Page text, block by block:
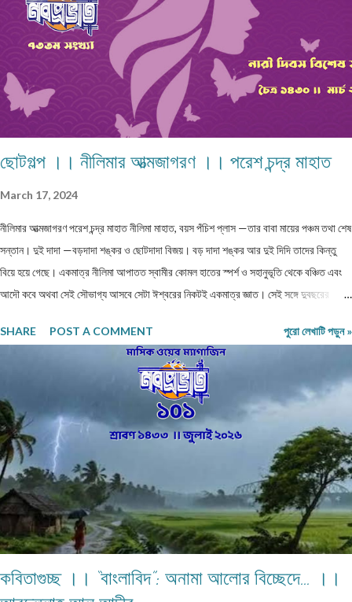
ছোটগল্প ।। নীলিমার আত্মজাগরণ ।। পরেশ চন্দ্র মাহাত
March 17, 2024
নীলিমার আত্মজাগরণ পরেশ চন্দ্র মাহাত নীলিমা মাহাত, বয়স পঁচিশ প্লাস —তার বাবা মায়ের পঞ্চম তথা শেষ
সন্তান। দুই দাদা —বড়দাদা শঙ্কর ও ছোটদাদা বিজয়। বড় দাদা শঙ্কর আর দুই দিদি তাদের কিন্তু
বিয়ে হয়ে গেছে। একমাত্র নীলিমা আপাতত স্বামীর কোমল হাতের স্পর্শ ও সহানুভূতি থেকে বঞ্চিত এবং
আদৌ কবে অথবা সেই সৌভাগ্য আসবে সেটা ঈশ্বরের নিকটই একমাত্র জ্ঞাত। সেই সঙ্গে দুবছরের
গঠিত সংসার নীলিমাদের পরিবার। মধ্যবিত্ত পরিবার —মধ্যবিত্ত পরিবার না বলে যদি নিম্নবিত্ত বলা
হয় তবুও কোনো অত্যুক্তি করা হয় না। বাবার প্রত্যেকদিনের আয়ের উপর ভিত্তি করেই চলে সংসার।
এই কঠোর এবং কঠিন পরিস্থিতিতেও নীলিমার মা শ্রীমতী মেনকা‚ সংসার সামলে তার ছেলেমেয়েদের
পড়াশুনার প্রতি যথেষ্ট তৎপর ও সহানুভূতিশীল। তাদের পড়াশুনায় কোনো খামতি রাখেননি। যথা সময়ে
তাদেরকে বিদ্যালয়ের মুখ দেখিয়েছে – টিউশনের বন্দোবস্ত করেছে। তাদের জীবন যাতে সুখকর হয় সেটাই
প্রতিদিন ভগবানের কাছে প্রার্থনা করেছে। পাঁচ-পাঁচটি ছেলেমেয়ের মধ্যে সবাইকে উচ্চশিক্ষিত করে তোলা
একপ...
SHARE POST A COMMENT পুরো লেখাটি পড়ুন »
কবিতাগুচ্ছ ।। “বাংলাবিদ”: অনামা আলোর বিচ্ছেদে… ।।